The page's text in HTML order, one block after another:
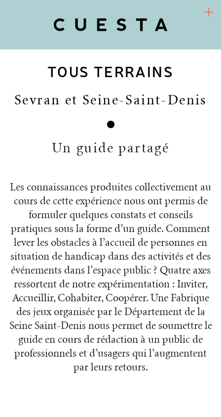
COOPÉRATIVE D’URBANISME CULTUREL
ACTUALITÉS FR
TOUS TERRAINS
Sevran et Seine-Saint-Denis
Un guide partagé
Les connaissances produites collectivement au
cours de cette expérience nous ont permis de
formuler quelques constats et conseils
pratiques sous la forme d’un guide. Comment
lever les obstacles à l’accueil de personnes en
situation de handicap dans des activités et des
événements dans l’espace public ? Quatre axes
ressortent de notre expérimentation : Inviter,
Accueillir, Cohabiter, Coopérer. Une Fabrique
des jeux organisée par le Département de la
Seine Saint-Denis nous permet de soumettre le
guide en cours de rédaction à un public de
professionnels et d’usagers qui l’augmentent
par leurs retours.